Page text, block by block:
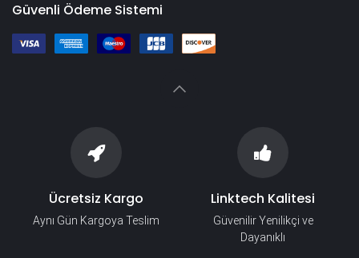
Güvenli Ödeme Sistemi
Ücretsiz Kargo
Aynı Gün Kargoya Teslim
Linktech Kalitesi
Güvenilir Yenilikçi ve
Dayanıklı